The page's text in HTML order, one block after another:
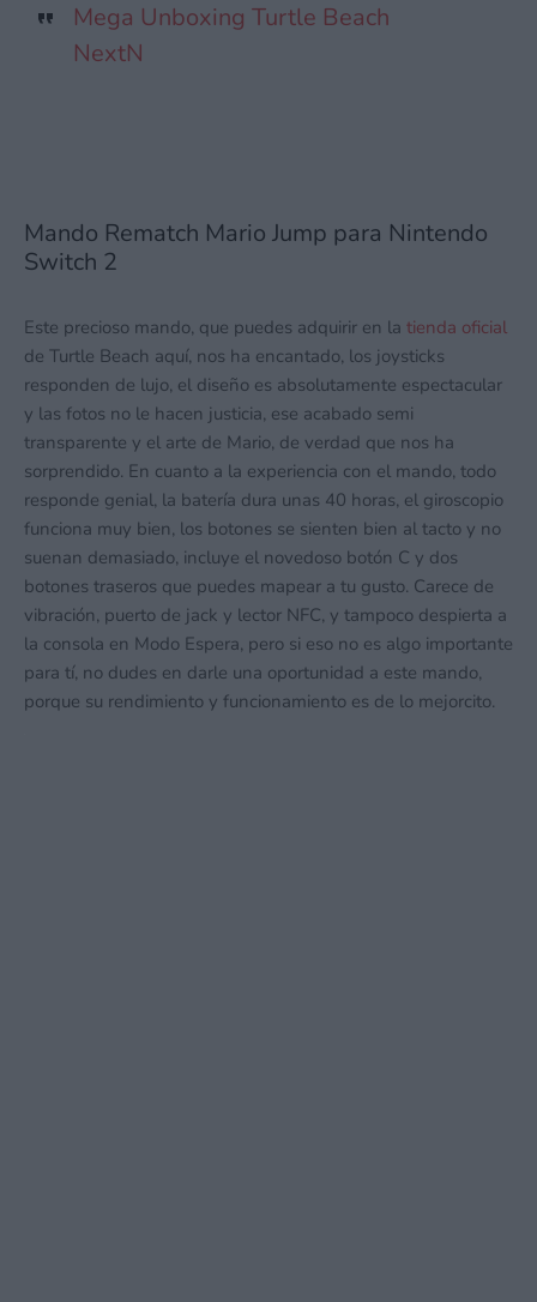
Mega Unboxing Turtle Beach
NextN
Mando Rematch Mario Jump para Nintendo
Switch 2
Este precioso mando, que puedes adquirir en la tienda oficial
de Turtle Beach aquí, nos ha encantado, los joysticks
responden de lujo, el diseño es absolutamente espectacular
y las fotos no le hacen justicia, ese acabado semi
transparente y el arte de Mario, de verdad que nos ha
sorprendido. En cuanto a la experiencia con el mando, todo
responde genial, la batería dura unas 40 horas, el giroscopio
funciona muy bien, los botones se sienten bien al tacto y no
suenan demasiado, incluye el novedoso botón C y dos
botones traseros que puedes mapear a tu gusto. Carece de
vibración, puerto de jack y lector NFC, y tampoco despierta a
la consola en Modo Espera, pero si eso no es algo importante
para tí, no dudes en darle una oportunidad a este mando,
porque su rendimiento y funcionamiento es de lo mejorcito.